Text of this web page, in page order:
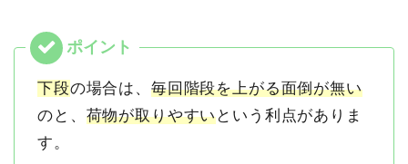
下段の場合は、 毎回階段を上がる面倒が無い
のと、 荷物が取りやすいという利点がありま
す。